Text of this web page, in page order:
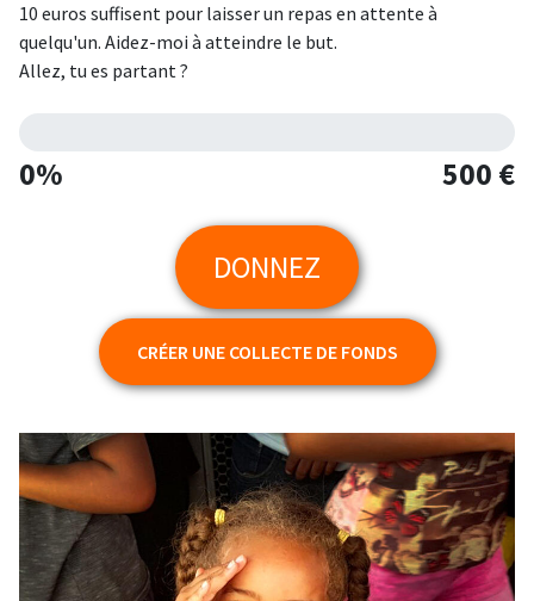
10 euros suffisent pour laisser un repas en attente à
quelqu'un. Aidez-moi à atteindre le but.
Allez, tu es partant ?
0% 500 €
DONNEZ
CRÉER UNE COLLECTE DE FONDS